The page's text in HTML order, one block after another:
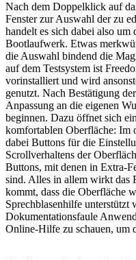
Nach dem Doppelklick auf
Fenster zur Auswahl der zu
handelt es sich dabei also
Bootlaufwerk. Etwas
die Auswahl bindend die
auf dem Testsystem ist
vorinstalliert und wird
genutzt. Nach Bestätigung
Anpassung an die eigenen
beginnen. Dazu öffnet sich
komfortablen Oberfläche: Im
dabei Buttons für die
Scrollverhaltens der
Buttons, mit denen in Extra-
sind. Alles in allem wirkt das
kommt, dass die Oberfläche
Sprechblasenhilfe
Dokumentationsfaule
Online-Hilfe zu schauen, um